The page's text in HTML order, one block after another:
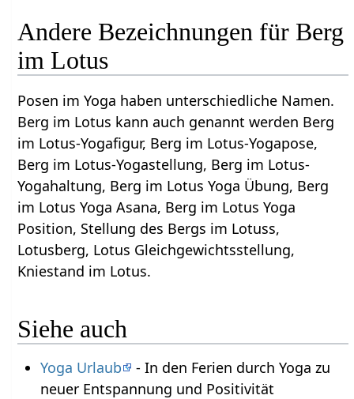
Andere Bezeichnungen für Berg
im Lotus
Posen im Yoga haben unterschiedliche Namen.
Berg im Lotus kann auch genannt werden Berg
im Lotus-Yogafigur, Berg im Lotus-Yogapose,
Berg im Lotus-Yogastellung, Berg im Lotus-
Yogahaltung, Berg im Lotus Yoga Übung, Berg
im Lotus Yoga Asana, Berg im Lotus Yoga
Position, Stellung des Bergs im Lotuss,
Lotusberg, Lotus Gleichgewichtsstellung,
Kniestand im Lotus.
Siehe auch
Yoga Urlaub
- In den Ferien durch Yoga zu
neuer Entspannung und Positivität